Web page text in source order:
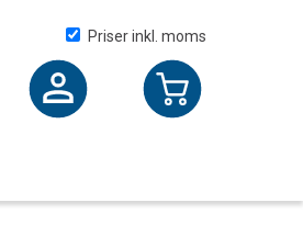
Priser inkl. moms